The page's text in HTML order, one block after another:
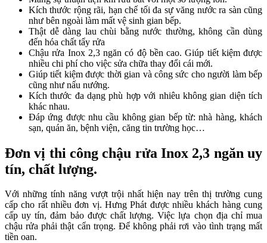
Kích thước rộng rãi, hạn chế tối đa sự văng nước ra sàn cũng
như bên ngoài làm mất vệ sinh gian bếp.
Thật dễ dàng lau chùi bằng nước thường, không cần dùng
đến hóa chất tẩy rửa
Chậu rửa Inox 2,3 ngăn có độ bền cao. Giúp tiết kiệm được
nhiều chi phí cho việc sửa chữa thay đổi cái mới.
Giúp tiết kiệm được thời gian và công sức cho người làm bếp
cũng như nấu nướng.
Kích thước đa dạng phù hợp với nhiêu không gian diện tích
khác nhau.
Đáp ứng được nhu cầu không gian bếp từ: nhà hàng, khách
sạn, quán ăn, bệnh viện, căng tin trường học…
Đơn vị thi công chậu rửa Inox 2,3 ngăn uy
tín, chất lượng.
Với những tính năng vượt trội nhất hiện nay trên thị trường cung
cấp cho rất nhiều đơn vị. Hưng Phát được nhiều khách hàng cung
cấp uy tín, đảm bảo được chất lượng. Việc lựa chọn địa chỉ mua
chậu rửa phải thật cẩn trọng. Để không phải rơi vào tình trạng mất
tiền oan.